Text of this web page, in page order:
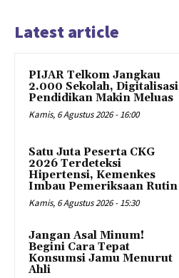
Latest article
PIJAR Telkom Jangkau
2.000 Sekolah, Digitalisasi
Pendidikan Makin Meluas
Kamis, 6 Agustus 2026 - 16:00
Satu Juta Peserta CKG
2026 Terdeteksi
Hipertensi, Kemenkes
Imbau Pemeriksaan Rutin
Kamis, 6 Agustus 2026 - 15:30
Jangan Asal Minum!
Begini Cara Tepat
Konsumsi Jamu Menurut
Ahli